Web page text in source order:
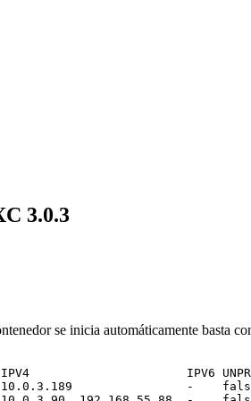
3.0.3
se inicia automáticamente
IPV4                      IPV6
10.0.3.189                -